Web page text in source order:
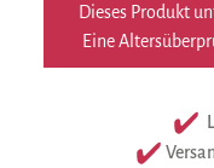
Dieses Produkt
Eine